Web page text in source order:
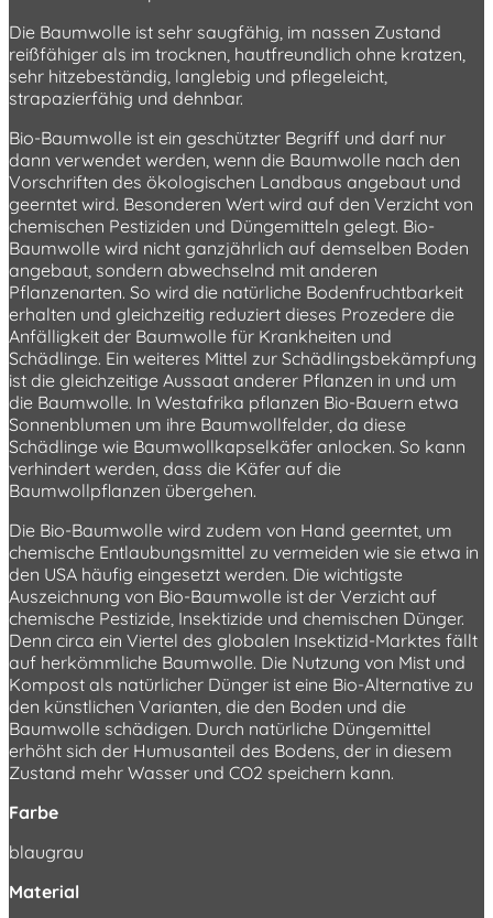
Die Baumwolle ist sehr saugfähig, im nassen Zustand
reißfähiger als im trocknen, hautfreundlich ohne kratzen,
sehr hitzebeständig, langlebig und pflegeleicht,
strapazierfähig und dehnbar.
Bio-Baumwolle ist ein geschützter Begriff und darf nur
dann verwendet werden, wenn die Baumwolle nach den
Vorschriften des ökologischen Landbaus angebaut und
geerntet wird. Besonderen Wert wird auf den Verzicht von
chemischen Pestiziden und Düngemitteln gelegt. Bio-
Baumwolle wird nicht ganzjährlich auf demselben Boden
angebaut, sondern abwechselnd mit anderen
Pflanzenarten. So wird die natürliche Bodenfruchtbarkeit
erhalten und gleichzeitig reduziert dieses Prozedere die
Anfälligkeit der Baumwolle für Krankheiten und
Schädlinge. Ein weiteres Mittel zur Schädlingsbekämpfung
ist die gleichzeitige Aussaat anderer Pflanzen in und um
die Baumwolle. In Westafrika pflanzen Bio-Bauern etwa
Sonnenblumen um ihre Baumwollfelder, da diese
Schädlinge wie Baumwollkapselkäfer anlocken. So kann
verhindert werden, dass die Käfer auf die
Baumwollpflanzen übergehen.
Die Bio-Baumwolle wird zudem von Hand geerntet, um
chemische Entlaubungsmittel zu vermeiden wie sie etwa in
den USA häufig eingesetzt werden. Die wichtigste
Auszeichnung von Bio-Baumwolle ist der Verzicht auf
chemische Pestizide, Insektizide und chemischen Dünger.
Denn circa ein Viertel des globalen Insektizid-Marktes fällt
auf herkömmliche Baumwolle. Die Nutzung von Mist und
Kompost als natürlicher Dünger ist eine Bio-Alternative zu
den künstlichen Varianten, die den Boden und die
Baumwolle schädigen. Durch natürliche Düngemittel
erhöht sich der Humusanteil des Bodens, der in diesem
Zustand mehr Wasser und CO2 speichern kann.
Farbe
blaugrau
Material